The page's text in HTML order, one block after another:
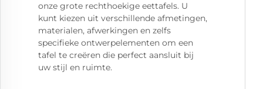
onze grote rechthoekige eettafels. U
kunt kiezen uit verschillende afmetingen,
materialen, afwerkingen en zelfs
specifieke ontwerpelementen om een
tafel te creëren die perfect aansluit bij
uw stijl en ruimte.